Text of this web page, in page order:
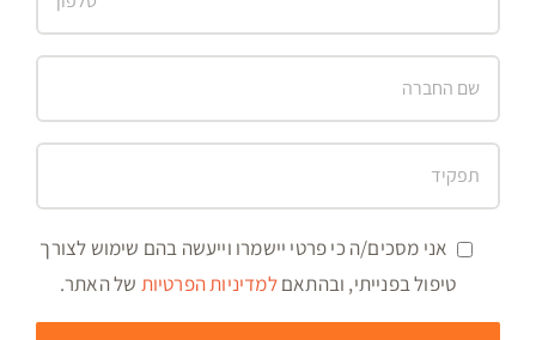
אני מסכים/ה כי פרטי יישמרו וייעשה בהם שימוש לצורך
טיפול בפנייתי, ובהתאםלמדיניות הפרטיות של האתר.